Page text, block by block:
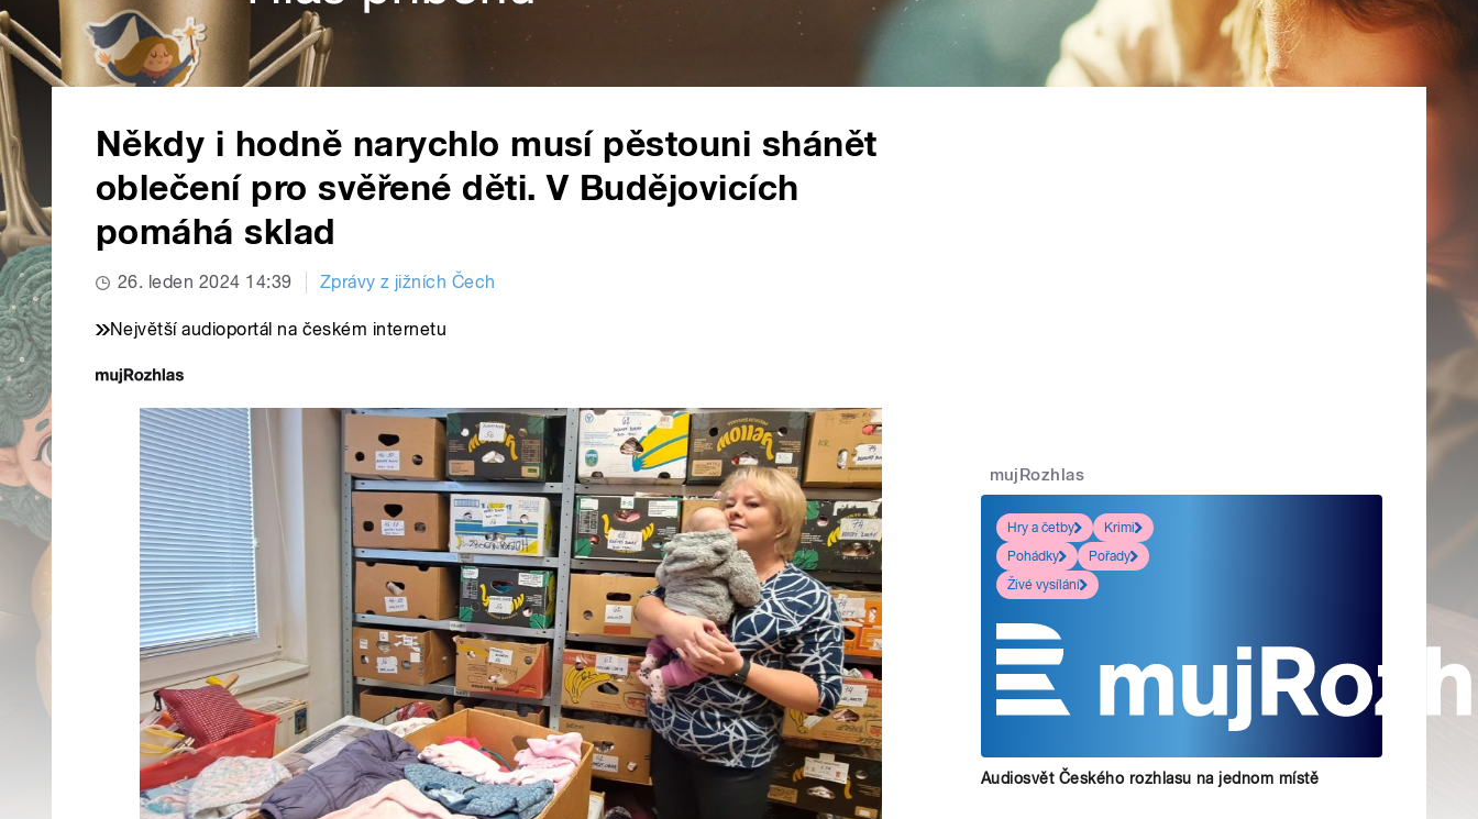
Někdy i hodně narychlo musí pěstouni shánět
oblečení pro svěřené děti. V Budějovicích
pomáhá sklad
26. leden 2024 14:39 Zprávy z jižních Čech
Největší audioportál na českém internetu
mujRozhlas
Hry a četby
Krimi
Pohádky
Pořady
Živé vysílání
Audiosvět Českého rozhlasu na jednom místě